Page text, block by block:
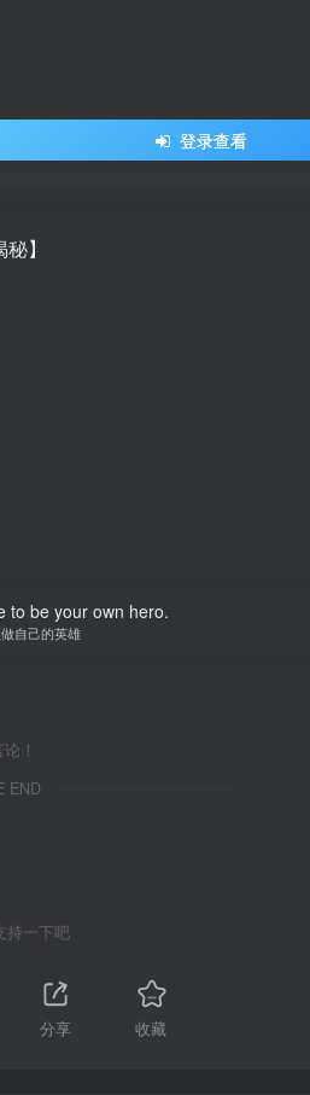
登录查看
】
to be your own hero.
自己的英雄
！
END
持一下吧
分享 收藏